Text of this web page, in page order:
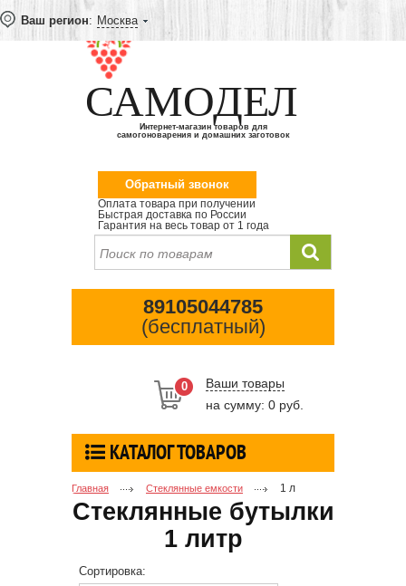
Ваш регион: Москва
САМОДЕЛ
Интернет-магазин товаров для
самогоноварения и домашних заготовок
Обратный звонок
Оплата товара при получении
Быстрая доставка по России
Гарантия на весь товар от 1 года
89105044785
(бесплатный)
0
Ваши товары
на сумму: 0 руб.
КАТАЛОГ ТОВАРОВ
Главная Стеклянные емкости 1 л
Стеклянные бутылки
1 литр
Сортировка: